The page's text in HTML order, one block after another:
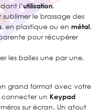
l’utilisation.
le brassage des
, en plastique ou en métal.
pour récupérer
les balles une par une,
grand format avec votre
connecter un Keypad
sur écran. Un atout